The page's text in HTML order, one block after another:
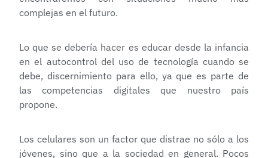
complejas en el futuro.
Lo que se debería hacer es educar desde la infancia
en el autocontrol del uso de tecnología cuando se
debe, discernimiento para ello, ya que es parte de
las competencias digitales que nuestro país
propone.
Los celulares son un factor que distrae no sólo a los
jóvenes, sino que a la sociedad en general. Pocos